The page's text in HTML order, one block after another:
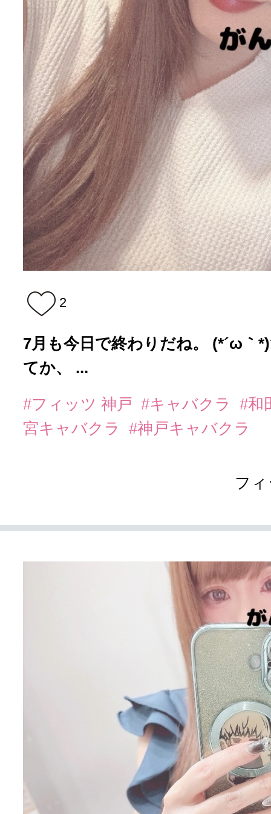
2
7月も今日で終わりだね。 (*´ω｀
てか、 ...
#フィッツ 神戸 #キャバクラ
#和
宮キャバクラ
#神戸キャバクラ
フ